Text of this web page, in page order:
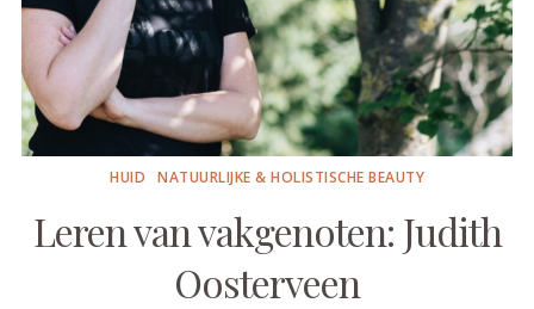
HUID NATUURLIJKE & HOLISTISCHE BEAUTY
Leren van vakgenoten: Judith
Oosterveen